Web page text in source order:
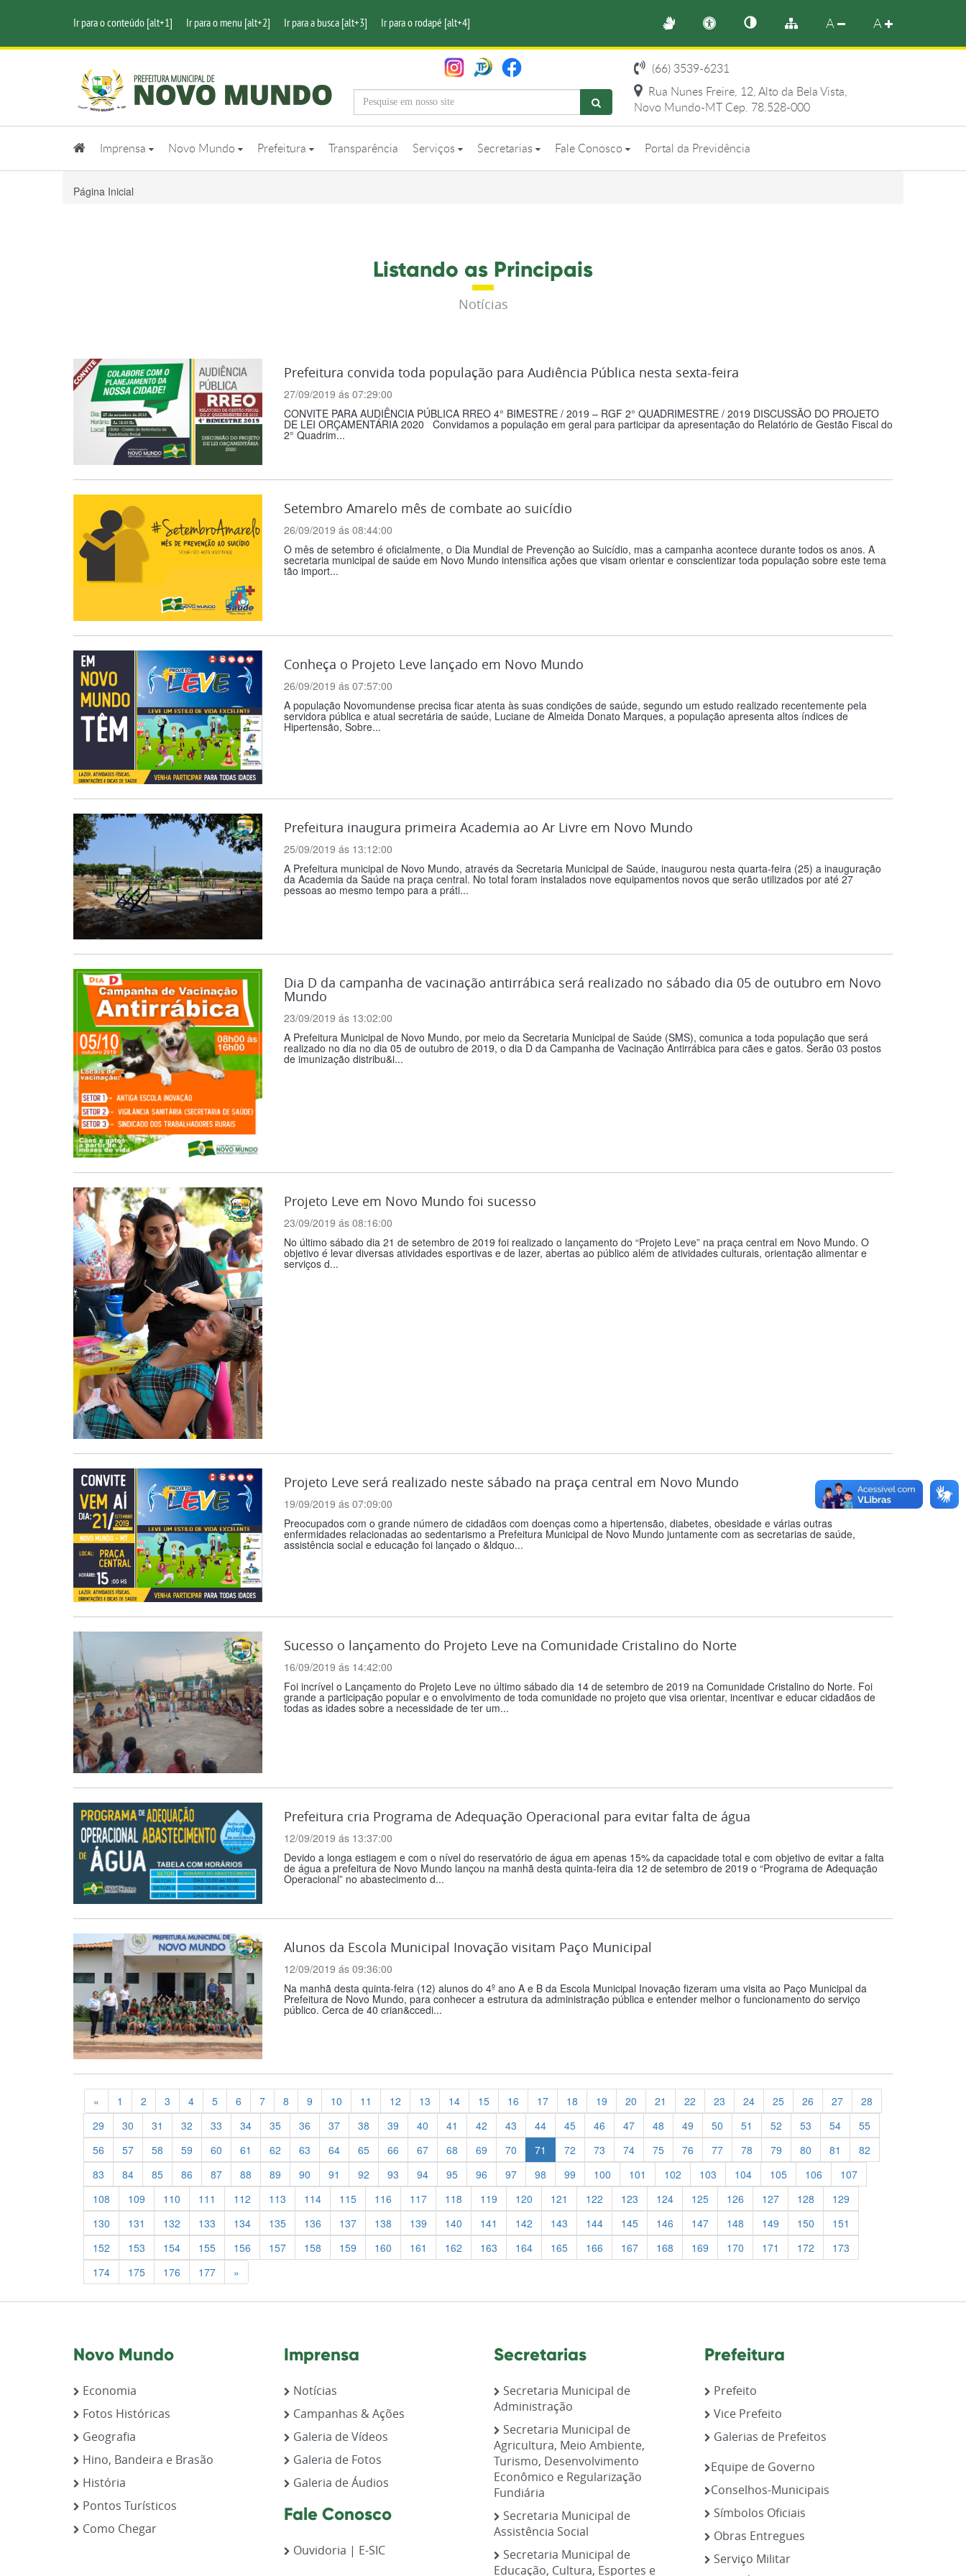
Ir para o conteúdo [alt+1] Ir para o menu [alt+2] Ir para a busca [alt+3] Ir para o rodapé [alt+4] A A
(66) 3539-6231
Rua Nunes Freire, 12, Alto da Bela Vista,
Novo Mundo-MT Cep. 78.528-000
Imprensa Novo Mundo Prefeitura Transparência Serviços Secretarias Fale Conosco Portal da Previdência
Página Inicial
Listando as Principais
Notícias
Prefeitura convida toda população para Audiência Pública nesta sexta-feira
27/09/2019 ás 07:29:00
CONVITE PARA AUDIÊNCIA PÚBLICA RREO 4° BIMESTRE / 2019 – RGF 2° QUADRIMESTRE / 2019 DISCUSSÃO DO PROJETO
DE LEI ORÇAMENTÁRIA 2020 Convidamos a população em geral para participar da apresentação do Relatório de Gestão Fiscal do
2° Quadrim...
Setembro Amarelo mês de combate ao suicídio
26/09/2019 ás 08:44:00
O mês de setembro é oficialmente, o Dia Mundial de Prevenção ao Suicídio, mas a campanha acontece durante todos os anos. A
secretaria municipal de saúde em Novo Mundo intensifica ações que visam orientar e conscientizar toda população sobre este tema
tão import...
Conheça o Projeto Leve lançado em Novo Mundo
26/09/2019 ás 07:57:00
A população Novomundense precisa ficar atenta às suas condições de saúde, segundo um estudo realizado recentemente pela
servidora pública e atual secretária de saúde, Luciane de Almeida Donato Marques, a população apresenta altos índices de
Hipertensão, Sobre...
Prefeitura inaugura primeira Academia ao Ar Livre em Novo Mundo
25/09/2019 ás 13:12:00
A Prefeitura municipal de Novo Mundo, através da Secretaria Municipal de Saúde, inaugurou nesta quarta-feira (25) a inauguração
da Academia da Saúde na praça central. No total foram instalados nove equipamentos novos que serão utilizados por até 27
pessoas ao mesmo tempo para a práti...
Dia D da campanha de vacinação antirrábica será realizado no sábado dia 05 de outubro em Novo
Mundo
23/09/2019 ás 13:02:00
A Prefeitura Municipal de Novo Mundo, por meio da Secretaria Municipal de Saúde (SMS), comunica a toda população que será
realizado no dia no dia 05 de outubro de 2019, o dia D da Campanha de Vacinação Antirrábica para cães e gatos. Serão 03 postos
de imunização distribu&i...
Projeto Leve em Novo Mundo foi sucesso
23/09/2019 ás 08:16:00
No último sábado dia 21 de setembro de 2019 foi realizado o lançamento do “Projeto Leve” na praça central em Novo Mundo. O
objetivo é levar diversas atividades esportivas e de lazer, abertas ao público além de atividades culturais, orientação alimentar e
serviços d...
Projeto Leve será realizado neste sábado na praça central em Novo Mundo
19/09/2019 ás 07:09:00
Preocupados com o grande número de cidadãos com doenças como a hipertensão, diabetes, obesidade e várias outras
enfermidades relacionadas ao sedentarismo a Prefeitura Municipal de Novo Mundo juntamente com as secretarias de saúde,
assistência social e educação foi lançado o &ldquo...
Sucesso o lançamento do Projeto Leve na Comunidade Cristalino do Norte
16/09/2019 ás 14:42:00
Foi incrível o Lançamento do Projeto Leve no último sábado dia 14 de setembro de 2019 na Comunidade Cristalino do Norte. Foi
grande a participação popular e o envolvimento de toda comunidade no projeto que visa orientar, incentivar e educar cidadãos de
todas as idades sobre a necessidade de ter um...
Prefeitura cria Programa de Adequação Operacional para evitar falta de água
12/09/2019 ás 13:37:00
Devido a longa estiagem e com o nível do reservatório de água em apenas 15% da capacidade total e com objetivo de evitar a falta
de água a prefeitura de Novo Mundo lançou na manhã desta quinta-feira dia 12 de setembro de 2019 o “Programa de Adequação
Operacional” no abastecimento d...
Alunos da Escola Municipal Inovação visitam Paço Municipal
12/09/2019 ás 09:36:00
Na manhã desta quinta-feira (12) alunos do 4º ano A e B da Escola Municipal Inovação fizeram uma visita ao Paço Municipal da
Prefeitura de Novo Mundo, para conhecer a estrutura da administração pública e entender melhor o funcionamento do serviço
público. Cerca de 40 crian&ccedi...
« Previous
1 2 3 4 5 6 7 8 9 10 11 12 13 14 15 16 17 18 19 20 21 22 23 24 25 26 27
28
29
30 31 32 33 34 35 36 37 38 39 40 41 42 43 44 45 46 47 48 49 50 51 52 53 54
55
56
57 58 59 60 61 62 63 64 65 66 67 68 69 70 71 72 73 74 75 76 77 78 79 80 81
82
83
84 85 86 87 88 89 90 91 92 93 94 95 96 97 98 99 100 101 102 103 104 105 106
107
108
109 110 111 112 113 114 115 116 117 118 119 120 121 122 123 124 125 126 127 128
129
130
131 132 133 134 135 136 137 138 139 140 141 142 143 144 145 146 147 148 149 150
151
152
153 154 155 156 157 158 159 160 161 162 163 164 165 166 167 168 169 170 171 172
173
174
175 176 177 »
Novo Mundo
Economia
Fotos Históricas
Geografia
Hino, Bandeira e Brasão
História
Pontos Turísticos
Como Chegar
Imprensa
Notícias
Campanhas & Ações
Galeria de Vídeos
Galeria de Fotos
Galeria de Áudios
Fale Conosco
Ouvidoria | E-SIC
Secretarias
Secretaria Municipal de
Administração
Secretaria Municipal de
Agricultura, Meio Ambiente,
Turismo, Desenvolvimento
Econômico e Regularização
Fundiária
Secretaria Municipal de
Assistência Social
Secretaria Municipal de
Educação, Cultura, Esportes e
Prefeitura
Prefeito
Vice Prefeito
Galerias de Prefeitos
Equipe de Governo
Conselhos-Municipais
Símbolos Oficiais
Obras Entregues
Serviço Militar